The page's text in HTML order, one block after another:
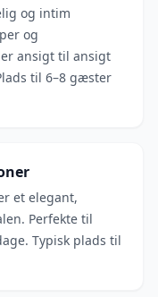
og intim
og
ansigt til ansigt
til 6–8 gæster
et elegant,
Perfekte til
Typisk plads til